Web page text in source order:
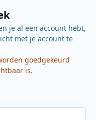
je al een account hebt,
met je account te
goedgekeurd
is.